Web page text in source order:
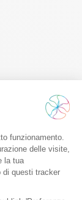
strumenti
i rischi